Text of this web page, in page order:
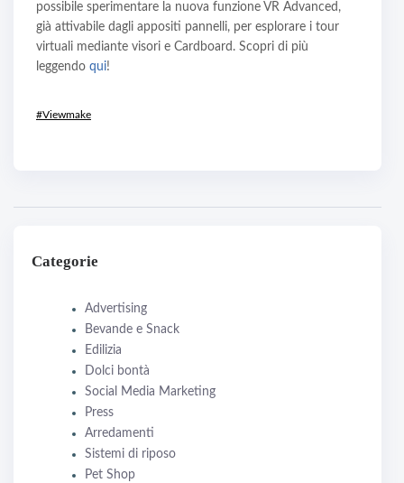
possibile sperimentare la nuova funzione VR Advanced,
già attivabile dagli appositi pannelli, per esplorare i tour
virtuali mediante visori e Cardboard. Scopri di più
leggendo qui!
#Viewmake
Categorie
Advertising
Bevande e Snack
Edilizia
Dolci bontà
Social Media Marketing
Press
Arredamenti
Sistemi di riposo
Pet Shop